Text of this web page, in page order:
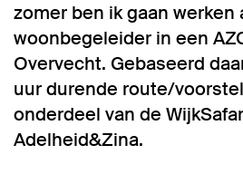
zomer ben ik gaan werken
woonbegeleider in een
Overvecht. Gebaseerd
uur durende route/
onderdeel van de
Adelheid&Zina.